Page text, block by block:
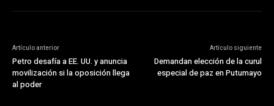
Artículo anterior
Petro desafía a EE. UU. y anuncia
movilización si la oposición llega
al poder
Artículo siguiente
Demandan elección de la curul
especial de paz en Putumayo